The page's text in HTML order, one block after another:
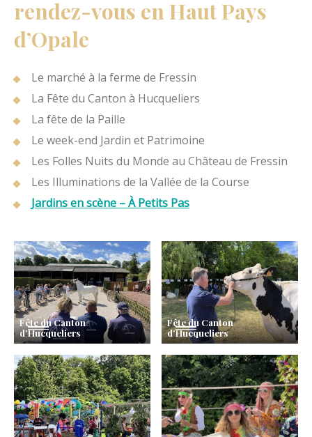
rendez-vous en Haut Pays
d’Opale
Le marché à la ferme de Fressin
La Fête du Canton à Hucqueliers
La fête de la Paille
Le week-end Jardin et Patrimoine
Les Folles Nuits du Monde au Château de Fressin
Les Illuminations de la Vallée de la Course
Jardins en scène – À Petits Pas
Fête du Canton
d’Hucqueliers
Fête du Canton
d’Hucqueliers